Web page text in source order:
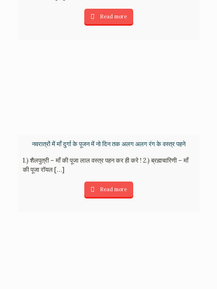
Read more
नवरात्रों में माँ दुर्गा के पूजन में नो दिन तक अलग अलग रंग के वस्त्र पहने
1.) शैलपुत्री – माँ की पूजा लाल वस्त्र पहन कर ही करे ! 2.) ब्रह्मचारिणी – माँ
की पूजा रॉयल[…]
Read more